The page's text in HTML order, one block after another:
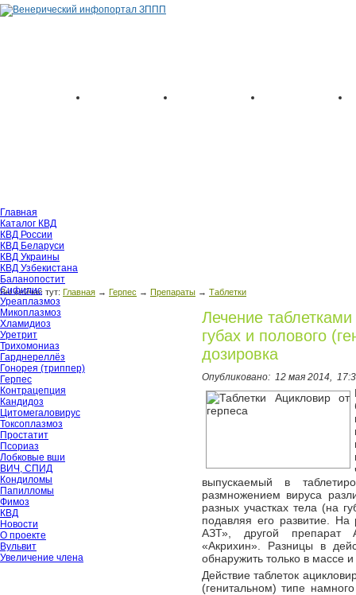
Главная
Каталог КВД
КВД России
КВД Беларуси
КВД Украины
КВД Узбекистана
Баланопостит
Сифилис
Уреаплазмоз
Микоплазмоз
Хламидиоз
Уретрит
Трихомониаз
Гарднереллёз
Гонорея (триппер)
Герпес
Контрацепция
Кандидоз
Цитомегаловирус
Токсоплазмоз
Простатит
Псориаз
Лобковые вши
ВИЧ, СПИД
Кондиломы
Папилломы
Фимоз
КВД
Новости
О проекте
Вульвит
Увеличение члена
Вы сейчас тут: Главная → Герпес → Препараты → Таблетки
Лечение
губах и полового
дозировка
Опубликовано: 12 мая 2014,
выпускаемый в
размножением вируса
разных участках тела (на
подавляя его развитие. На
АЗТ», другой препарат
«Акрихин». Разницы в
обнаружить только в массе
Действие таблеток
(генитальном) типе